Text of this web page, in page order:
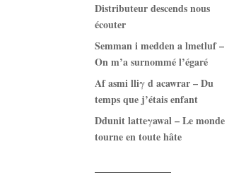
Distributeur descends nous
écouter
Semman i medden a lmetluf –
On m’a surnommé l’égaré
Af asmi lliγ d acawrar – Du
temps que j’étais enfant
Ddunit latteγawal – Le monde
tourne en toute hâte
——————